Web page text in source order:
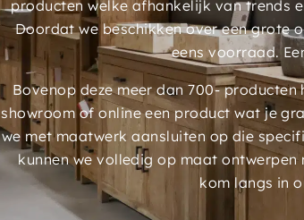
producten welke afhankelijk van trends
Doordat we beschikken over een grote
eens voorraad.
Bovenop deze meer dan 700-
showroom of online een product wat je
we met maatwerk aansluiten op die
kunnen we volledig op maat
kom langs in